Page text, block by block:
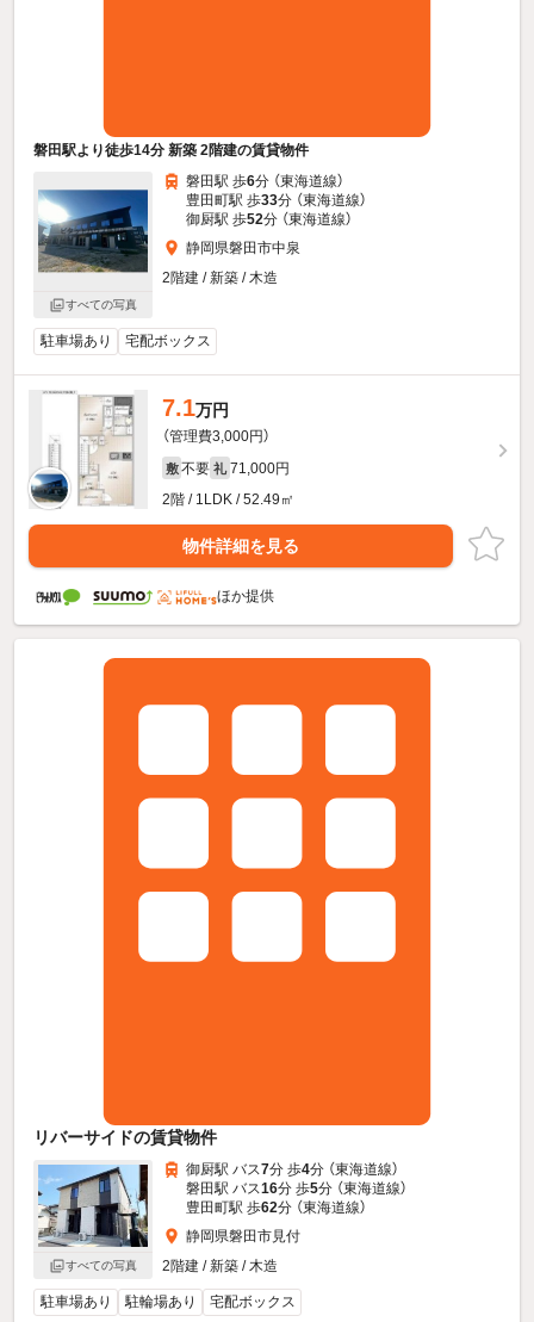
磐田駅より徒歩14分 新築 2階建の賃貸物件
すべての写真
磐田駅 歩6分 （東海道線）
豊田町駅 歩33分 （東海道線）
御厨駅 歩52分 （東海道線）
静岡県磐田市中泉
2階建 / 新築 / 木造
駐車場あり 宅配ボックス
7.1万円
（管理費3,000円）
敷 不要 礼 71,000円
2階 / 1LDK / 52.49㎡
物件詳細を見る
ほか提供
リバーサイドの賃貸物件
すべての写真
御厨駅 バス7分 歩4分 （東海道線）
磐田駅 バス16分 歩5分 （東海道線）
豊田町駅 歩62分 （東海道線）
静岡県磐田市見付
2階建 / 新築 / 木造
駐車場あり 駐輪場あり 宅配ボックス